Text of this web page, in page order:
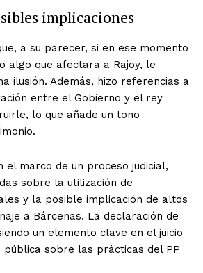
implicaciones
a su parecer, si en ese momento
algo que afectara a Rajoy, le
ilusión. Además, hizo referencias a
entre el Gobierno y el rey
lo que añade un tono
el marco de un proceso judicial,
sobre la utilización de
y la posible implicación de altos
a Bárcenas. La declaración de
un elemento clave en el juicio
sobre las prácticas del PP